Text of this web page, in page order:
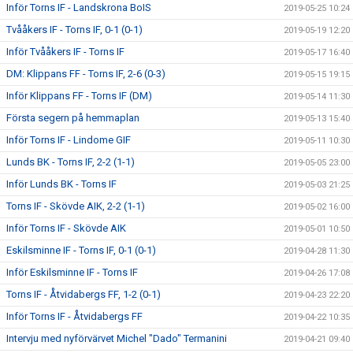
Inför Torns IF - Landskrona BoIS 2019-05-25 10:24
Tvååkers IF - Torns IF, 0-1 (0-1) 2019-05-19 12:20
Inför Tvååkers IF - Torns IF 2019-05-17 16:40
DM: Klippans FF - Torns IF, 2-6 (0-3) 2019-05-15 19:15
Inför Klippans FF - Torns IF (DM) 2019-05-14 11:30
Första segern på hemmaplan 2019-05-13 15:40
Inför Torns IF - Lindome GIF 2019-05-11 10:30
Lunds BK - Torns IF, 2-2 (1-1) 2019-05-05 23:00
Inför Lunds BK - Torns IF 2019-05-03 21:25
Torns IF - Skövde AIK, 2-2 (1-1) 2019-05-02 16:00
Inför Torns IF - Skövde AIK 2019-05-01 10:50
Eskilsminne IF - Torns IF, 0-1 (0-1) 2019-04-28 11:30
Inför Eskilsminne IF - Torns IF 2019-04-26 17:08
Torns IF - Åtvidabergs FF, 1-2 (0-1) 2019-04-23 22:20
Inför Torns IF - Åtvidabergs FF 2019-04-22 10:35
Intervju med nyförvärvet Michel "Dado" Termanini 2019-04-21 09:40